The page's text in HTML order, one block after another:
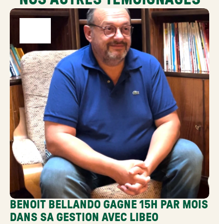
BENOIT BELLANDO GAGNE 15H PAR MOIS
DANS SA GESTION AVEC LIBEO